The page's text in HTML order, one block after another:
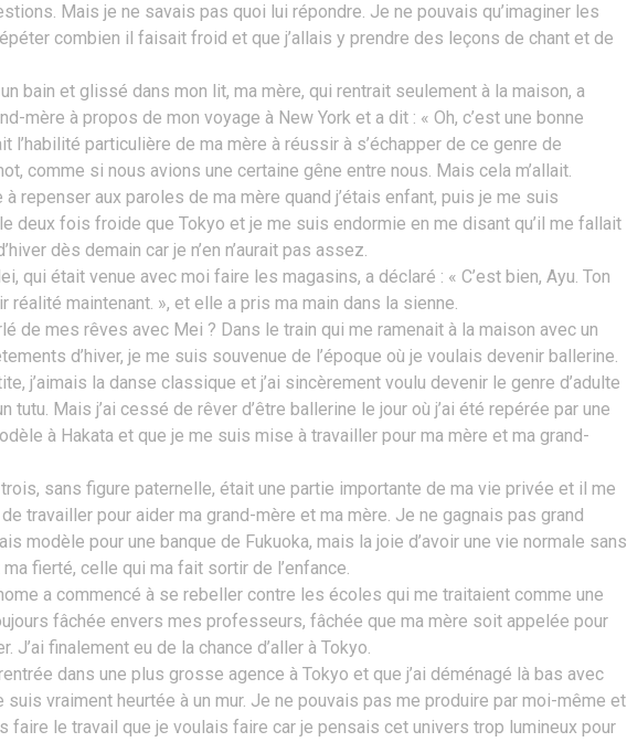
Mais je ne savais pas quoi lui répondre. Je ne pouvais qu’imaginer les
combien il faisait froid et que j’allais y prendre des leçons de chant et de
bain et glissé dans mon lit, ma mère, qui rentrait seulement à la maison, a
mère à propos de mon voyage à New York et a dit : « Oh, c’est une bonne
l’habilité particulière de ma mère à réussir à s’échapper de ce genre de
comme si nous avions une certaine gêne entre nous. Mais cela m’allait.
repenser aux paroles de ma mère quand j’étais enfant, puis je me suis
deux fois froide que Tokyo et je me suis endormie en me disant qu’il me fallait
dès demain car je n’en n’aurait pas assez.
qui était venue avec moi faire les magasins, a déclaré : « C’est bien, Ayu. Ton
réalité maintenant. », et elle a pris ma main dans la sienne.
de mes rêves avec Mei ? Dans le train qui me ramenait à la maison avec un
d’hiver, je me suis souvenue de l’époque où je voulais devenir ballerine.
j’aimais la danse classique et j’ai sincèrement voulu devenir le genre d’adulte
tutu. Mais j’ai cessé de rêver d’être ballerine le jour où j’ai été repérée par une
à Hakata et que je me suis mise à travailler pour ma mère et ma grand-
sans figure paternelle, était une partie importante de ma vie privée et il me
travailler pour aider ma grand-mère et ma mère. Je ne gagnais pas grand
modèle pour une banque de Fukuoka, mais la joie d’avoir une vie normale sans
fierté, celle qui ma fait sortir de l’enfance.
a commencé à se rebeller contre les écoles qui me traitaient comme une
fâchée envers mes professeurs, fâchée que ma mère soit appelée pour
J’ai finalement eu de la chance d’aller à Tokyo.
dans une plus grosse agence à Tokyo et que j’ai déménagé là bas avec
suis vraiment heurtée à un mur. Je ne pouvais pas me produire par moi-même et
faire le travail que je voulais faire car je pensais cet univers trop lumineux pour